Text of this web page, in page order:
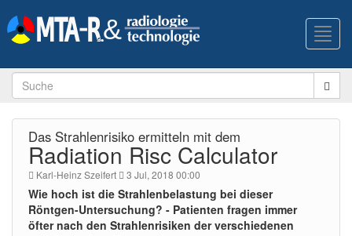
Das Strahlenrisiko ermitteln mit dem
Radiation Risc Calculator
Karl-Heinz Szeifert 3 Jul, 2018 00:00
Wie hoch ist die Strahlenbelastung bei dieser
Röntgen-Untersuchung? - Patienten fragen immer
öfter nach den Strahlenrisiken der verschiedenen